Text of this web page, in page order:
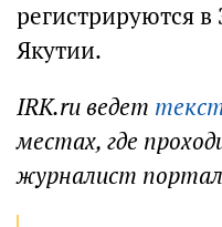
регистрируются в
Якутии.
IRK.ru ведет
местах, где
журналист